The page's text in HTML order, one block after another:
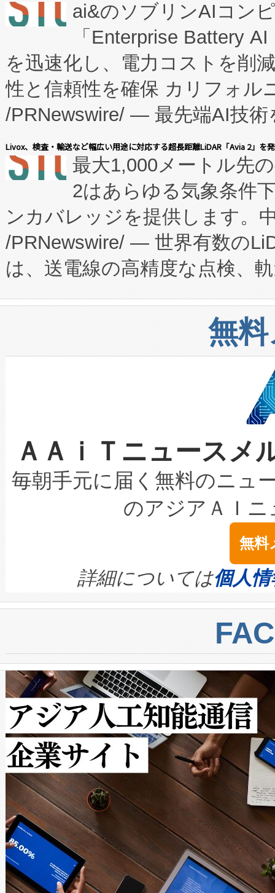
manufacturing™ (FCCM™) プ
たNeXは、バイオ医薬品製造
従来のフェッドバッチ施設の
に、患者やサプライチェーン
キー方式で拡張性が高く、持
す。FCCM‑を活用した現地生
患者にとっての費用負担を大
のアクセスを大幅に拡大する
Fully-Connected Continuous
プログラムには、施設設計・
に関する技術移転および知的
構造化トレーニングカリキュ
上げおよび商用化段階におけ
設備整備および立ち上げ調整
加組織は、Enzeneのバイオ
選定された製品について、自
取得できる可能性もあります
設には、3億～4億ドルかか
最高経営責任者（CEO）であ
す。「当社のfully-connected
ームを利用すれば、6,000万
きます。この効率性は、フェ
ai&のソブリンAIコン
「Enterprise Battery
を迅速化し、電力コストを削
性と信頼性を確保 カリフォル
/PRNewswire/ — 最先端AI技術
会社エーアイ・アンド：本社
President原信平）と、エンタ
ードするVoltaiqは、日本にあ
ーエネルギー貯蔵システム（
た。 Voltaiq独自のAI搭載プラ
定、統合、導入、運用に至る
安全性を追跡し、確保する事
増加しているデータセンター
る電力網に大きな負担をかけ
事業者の負担軽減という課題
系統連系を迅速にし、ピーク
限を超えて利用可能な電力容
持できるよう貢献します。こ
ービスレベル契約（SLA）違
テリー性能の劣化によるダウ
念は、現在データセンターが
ます。 Voltaiq provides a
quality and reliability for AI
BESS stack to ensure battery
centers. Voltaiqは、ai&のAI
からシステム統合、試運転、
クルの各段階のデータを監視
[…]
Livox、検査・輸送など幅広い用途に対応する超長距離LiDAR「Avia 2」を
最大1,000メートル先
2はあらゆる気象条件
ンカバレッジを提供します。
/PRNewswire/ — 世界有数の
は、送電線の高精度な点検、
や穀物倉庫におけるバルク材
リューション「Avia 2」を発
したAvia 2は、1,000メート
狭視野のFOVを切り替えるこ
ケーブル、枝などの細かな対
なレーザースポットにより、
な環境下でも豊かなディテー
キロメートル範囲を検出
LiDAR for Inspections,
は1535 nmレーザーを搭載。
イズの小径化を実現すること
す。ノーマルモードでは、
ートル先まで検出でき、これ
トに対して約600メートルに
では、反射率10％のターゲッ
で向上し、最大検知距離は
ットだけで最大1キロメート
ルの変電所周囲を監視でき、
作業と点群処理を簡素化でき
Avia 2は、2種類のFOVオプシ
× 80°のノーマルモード、長
ードを切り替えて使用するこ
ることなく、単一のデバイス
うにします。遠距離まで届く
無
ＡＡｉＴニュース
毎朝手元に届く無料のニュ
のアジアＡＩ
無料
詳細については個人